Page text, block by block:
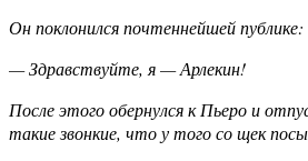
Он поклонился почтеннейшей публике:
— Здравствуйте, я — Арлекин!
После этого обернулся к Пьеро и
такие звонкие, что у того со щек